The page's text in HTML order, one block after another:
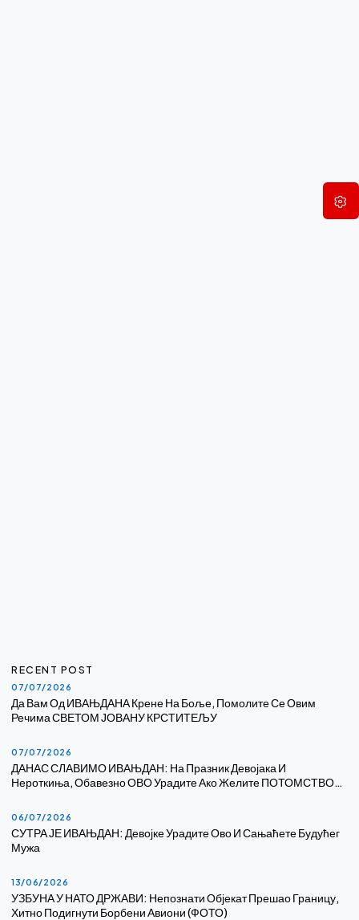
RECENT POST
07/07/2026
Да Вам Од ИВАЊДАНА Крене На Боље, Помолите Се Овим
Речима СВЕТОМ ЈОВАНУ КРСТИТЕЉУ
07/07/2026
ДАНАС СЛАВИМО ИВАЊДАН: На Празник Девојака И
Нероткиња, Обавезно ОВО Урадите Ако Желите ПОТОМСТВО…
06/07/2026
СУТРА ЈЕ ИВАЊДАН: Девојке Урадите Ово И Сањаћете Будућег
Мужа
13/06/2026
УЗБУНА У НАТО ДРЖАВИ: Непознати Објекат Прешао Границу,
Хитно Подигнути Борбени Авиони (ФОТО)